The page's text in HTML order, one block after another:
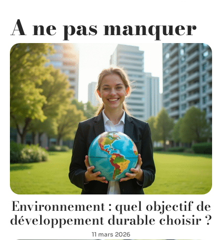
A ne pas manquer
Environnement : quel objectif de
développement durable choisir ?
11 mars 2026